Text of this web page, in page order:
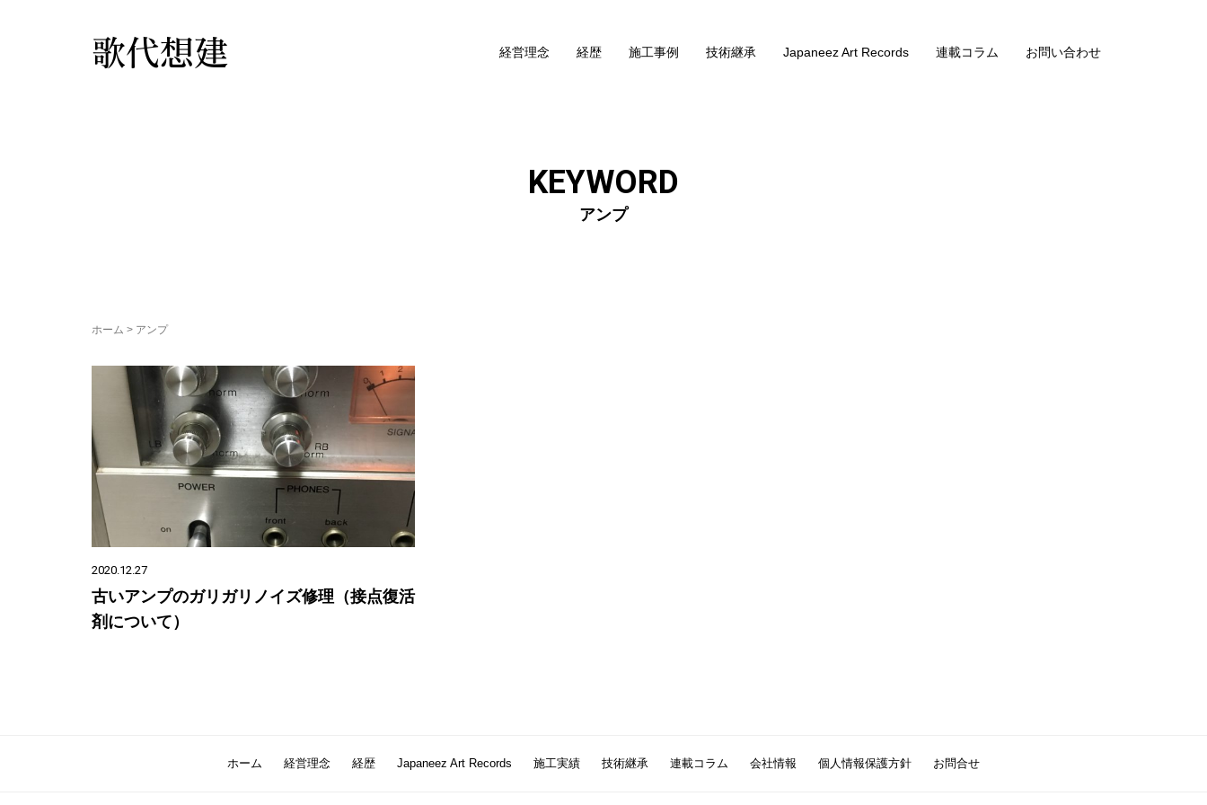
歌代想建 経営理念 経歴 施工事例 技術継承 Japaneez Art Records 連載コラム お問い合わせ
KEYWORD
アンプ
ホーム > アンプ
2020.12.27
古いアンプのガリガリノイズ修理（接点復活
剤について）
ホーム 経営理念 経歴 Japaneez Art Records 施工実績 技術継承 連載コラム 会社情報 個人情報保護方針 お問合せ